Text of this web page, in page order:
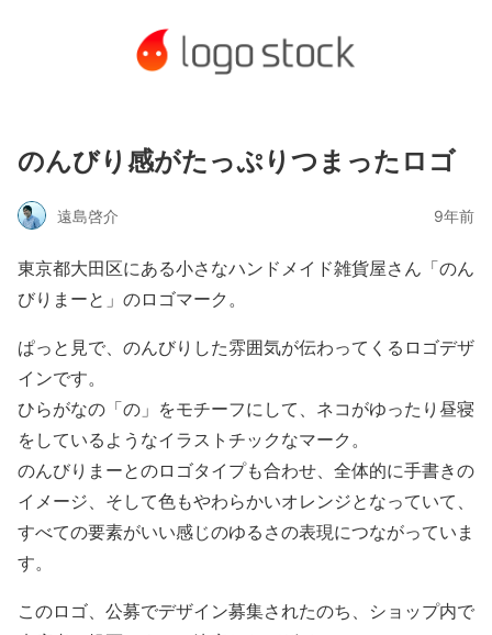
のんびり感がたっぷりつまったロゴ
遠島啓介 9年前
東京都大田区にある小さなハンドメイド雑貨屋さん「のん
びりまーと」のロゴマーク。
ぱっと見で、のんびりした雰囲気が伝わってくるロゴデザ
インです。
ひらがなの「の」をモチーフにして、ネコがゆったり昼寝
をしているようなイラストチックなマーク。
のんびりまーとのロゴタイプも合わせ、全体的に手書きの
イメージ、そして色もやわらかいオレンジとなっていて、
すべての要素がいい感じのゆるさの表現につながっていま
す。
このロゴ、公募でデザイン募集されたのち、ショップ内で